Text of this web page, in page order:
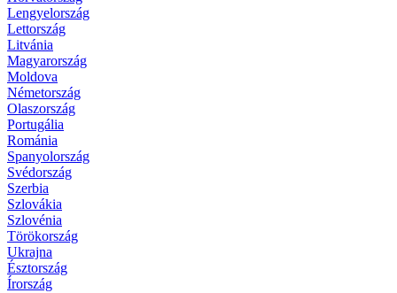
Lengyelország
Lettország
Litvánia
Magyarország
Moldova
Németország
Olaszország
Portugália
Románia
Spanyolország
Svédország
Szerbia
Szlovákia
Szlovénia
Törökország
Ukrajna
Észtország
Írország